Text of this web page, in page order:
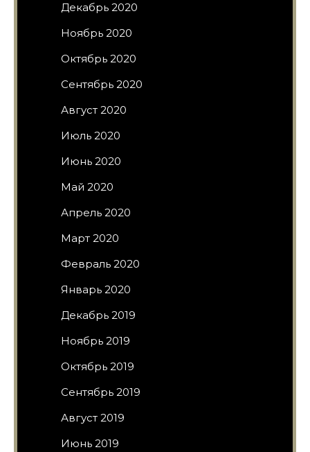
Декабрь 2020
Ноябрь 2020
Октябрь 2020
Сентябрь 2020
Август 2020
Июль 2020
Июнь 2020
Май 2020
Апрель 2020
Март 2020
Февраль 2020
Январь 2020
Декабрь 2019
Ноябрь 2019
Октябрь 2019
Сентябрь 2019
Август 2019
Июнь 2019